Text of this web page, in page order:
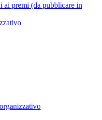
ai premi (da pubblicare in